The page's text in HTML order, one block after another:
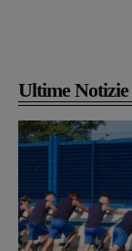
Ultime Notizie